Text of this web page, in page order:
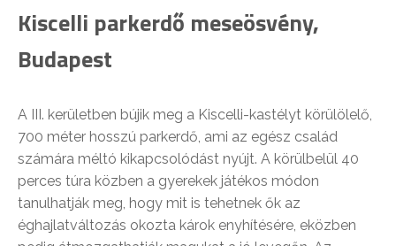
Kiscelli parkerdő meseösvény,
Budapest
A III. kerületben bújik meg a Kiscelli-kastélyt körülölelő,
700 méter hosszú parkerdő, ami az egész család
számára méltó kikapcsolódást nyújt. A körülbelül 40
perces túra közben a gyerekek játékos módon
tanulhatják meg, hogy mit is tehetnek ők az
éghajlatváltozás okozta károk enyhítésére, eközben